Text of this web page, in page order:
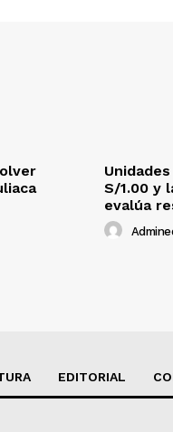
S/1.00 y
evalúa
EDITORIAL